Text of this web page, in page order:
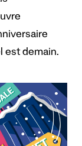
est demain.